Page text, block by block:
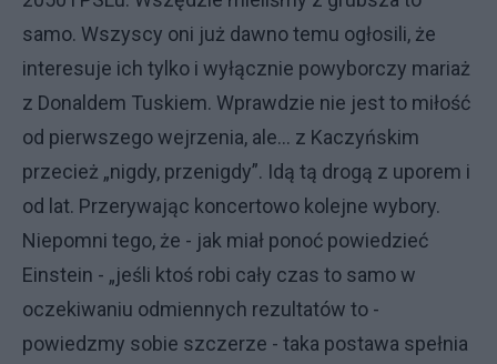
samo. Wszyscy oni już dawno temu ogłosili, że
interesuje ich tylko i wyłącznie powyborczy mariaż
z Donaldem Tuskiem. Wprawdzie nie jest to miłość
od pierwszego wejrzenia, ale… z Kaczyńskim
przecież „nigdy, przenigdy”. Idą tą drogą z uporem i
od lat. Przerywając koncertowo kolejne wybory.
Niepomni tego, że - jak miał ponoć powiedzieć
Einstein - „jeśli ktoś robi cały czas to samo w
oczekiwaniu odmiennych rezultatów to -
powiedzmy sobie szczerze - taka postawa spełnia